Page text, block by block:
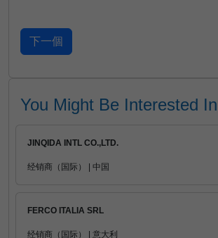
You Might Be Interested In
JINQIDA INTL CO.,LTD.
经销商（国际） | 中国
FERCO ITALIA SRL
经销商（国际） | 意大利